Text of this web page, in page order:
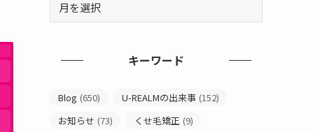
キーワード
Blog (650) U-REALMの出来事 (152)
お知らせ (73) くせ毛矯正 (9)